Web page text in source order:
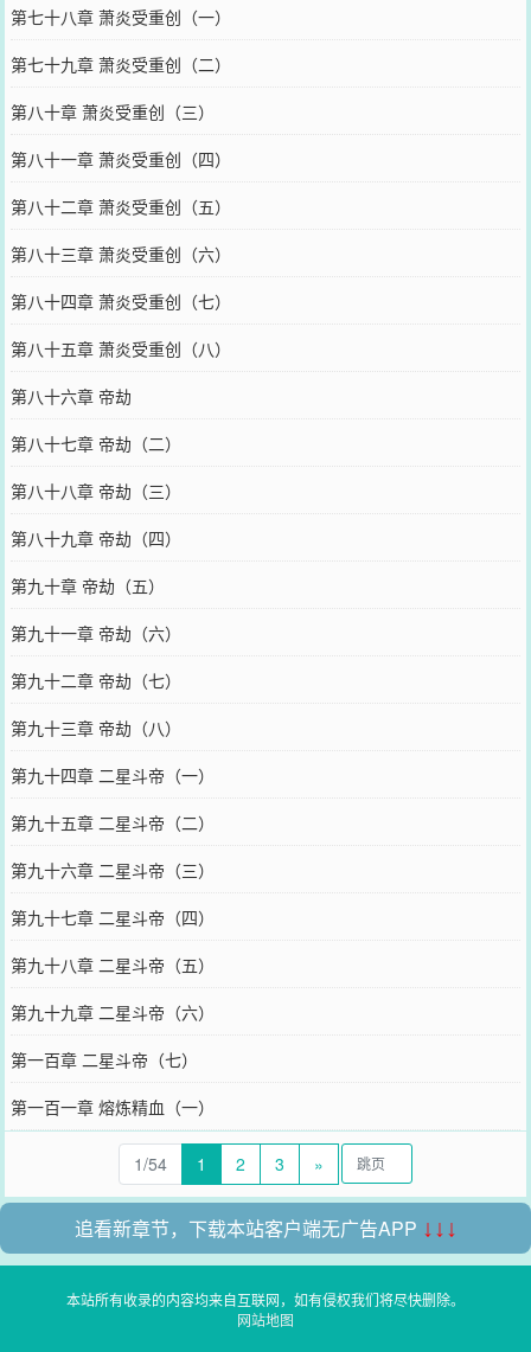
第七十八章 萧炎受重创（一）
第七十九章 萧炎受重创（二）
第八十章 萧炎受重创（三）
第八十一章 萧炎受重创（四）
第八十二章 萧炎受重创（五）
第八十三章 萧炎受重创（六）
第八十四章 萧炎受重创（七）
第八十五章 萧炎受重创（八）
第八十六章 帝劫
第八十七章 帝劫（二）
第八十八章 帝劫（三）
第八十九章 帝劫（四）
第九十章 帝劫（五）
第九十一章 帝劫（六）
第九十二章 帝劫（七）
第九十三章 帝劫（八）
第九十四章 二星斗帝（一）
第九十五章 二星斗帝（二）
第九十六章 二星斗帝（三）
第九十七章 二星斗帝（四）
第九十八章 二星斗帝（五）
第九十九章 二星斗帝（六）
第一百章 二星斗帝（七）
第一百一章 熔炼精血（一）
1/54 1 2 3 »
追看新章节，下载本站客户端无广告APP ↓↓↓
本站所有收录的内容均来自互联网，如有侵权我们将尽快删除。
网站地图